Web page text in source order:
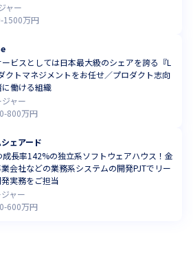
ャー
-1500万円
ビスとしては日本最大級のシェアを誇る『L
クトマネジメントをお任せ／プロダクト志向
働ける組織
ャー
-800万円
ェアード
長率142%の独立系ソフトウェアハウス！金
会社などの業務系システムの開発PJTでリー
実務をご担当
ャー
-600万円